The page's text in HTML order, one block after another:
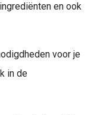
en ook
voor je
in de